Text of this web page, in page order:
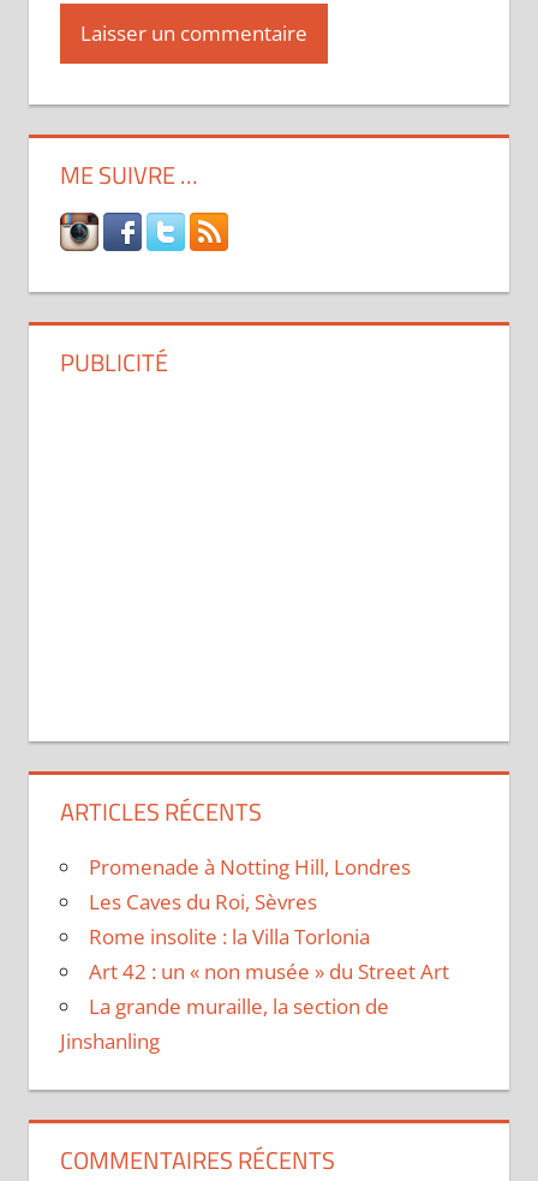
ME SUIVRE …
PUBLICITÉ
ARTICLES RÉCENTS
Promenade à Notting Hill, Londres
Les Caves du Roi, Sèvres
Rome insolite : la Villa Torlonia
Art 42 : un « non musée » du Street Art
La grande muraille, la section de
Jinshanling
COMMENTAIRES RÉCENTS